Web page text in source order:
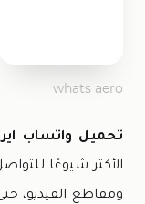
whats aero
تحميل واتساب
الأكثر شيوعًا
ومقاطع الفيديو،